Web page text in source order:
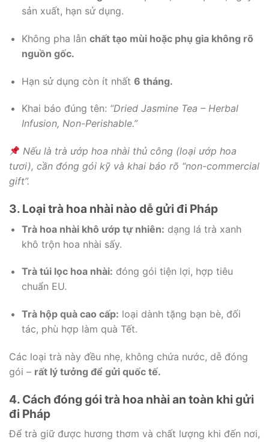
sản xuất, hạn sử dụng.
Không pha lẫn chất tạo mùi hoặc phụ gia không rõ
nguồn gốc.
Hạn sử dụng còn ít nhất 6 tháng.
Khai báo đúng tên: “Dried Jasmine Tea – Herbal
Infusion, Non-Perishable.”
Nếu là trà ướp hoa nhài thủ công (loại ướp hoa
tươi), cần đóng gói kỹ và khai báo rõ “non-commercial
gift”.
3. Loại trà hoa nhài nào dễ gửi đi Pháp
Trà hoa nhài khô ướp tự nhiên: dạng lá trà xanh
khô trộn hoa nhài sấy.
Trà túi lọc hoa nhài: đóng gói tiện lợi, hợp tiêu
chuẩn EU.
Trà hộp quà cao cấp: loại dành tặng bạn bè, đối
tác, phù hợp làm quà Tết.
Các loại trà này đều nhẹ, không chứa nước, dễ đóng
gói – rất lý tưởng để gửi quốc tế.
4. Cách đóng gói trà hoa nhài an toàn khi gửi
đi Pháp
Để trà giữ được hương thơm và chất lượng khi đến nơi,